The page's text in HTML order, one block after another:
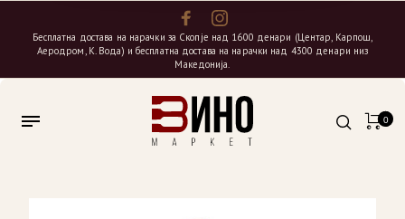
Бесплатна достава на нарачки за Скопје над 1600 денари (Центар, Карпош,
Аеродром, К. Вода) и бесплатна достава на нарачки над 4300 денари низ
Македонија.
0